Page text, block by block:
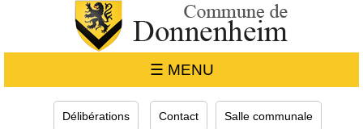
☰ MENU
Délibérations Contact Salle communale